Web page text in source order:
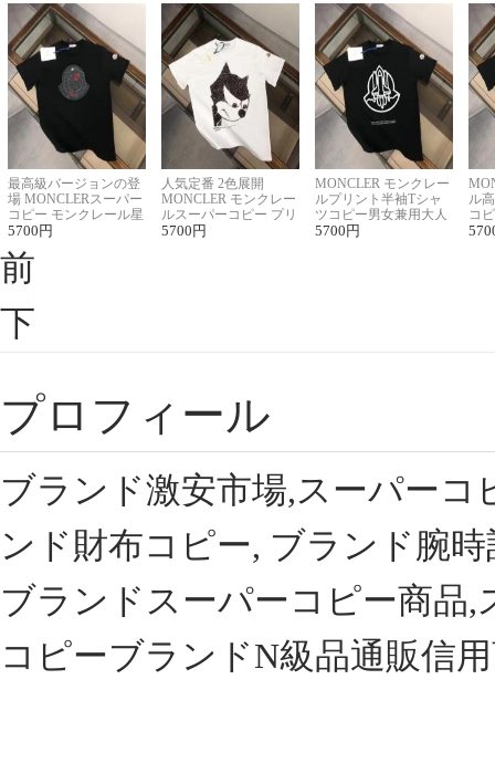
最高級バージョンの登
場 MONCLERスーパー
コピー モンクレール星
座半袖Tシャツ
5700 円
人気定番 2色展開
MONCLER モンクレー
ルスーパーコピー プリ
ント半袖Tシャツ
5700 円
MONCLER モンクレー
ルプリント半袖Tシャ
ツコピー男女兼用大人
可愛い春夏コーデ
5700 円
ル
コ
ィ
前
下
プロフィール
ブランド激安市場,スーパー
ンド財布コピー, ブランド腕
ブランドスーパーコピー商品
コピーブランドN級品通販信